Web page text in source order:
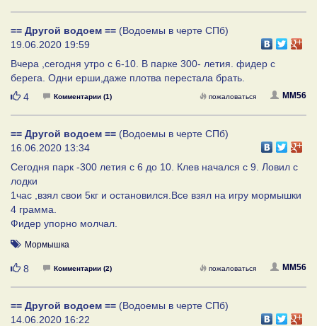
== Другой водоем == (Водоемы в черте СПб)
19.06.2020 19:59
Вчера ,сегодня утро с 6-10. В парке 300- летия. фидер с
берега. Одни ерши,даже плотва перестала брать.
Нравится
4 Комментарии (1) MM56
пожаловаться
== Другой водоем == (Водоемы в черте СПб)
16.06.2020 13:34
Сегодня парк -300 летия с 6 до 10. Клев начался с 9. Ловил с
лодки
1час ,взял свои 5кг и остановился.Все взял на игру мормышки
4 грамма.
Фидер упорно молчал.
Мормышка
Нравится
8 Комментарии (2) MM56
пожаловаться
== Другой водоем == (Водоемы в черте СПб)
14.06.2020 16:22